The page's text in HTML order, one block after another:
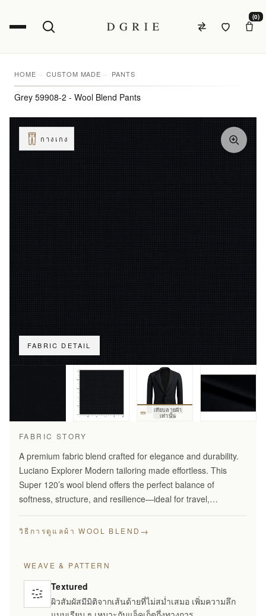
(0)
HOME CUSTOM MADE PANTS
Grey 59908-2 - Wool Blend Pants
FABRIC DETAIL
กางเกง
เทียบลายผ้า
เท่านั้น
FABRIC STORY
A premium fabric blend crafted for elegance and durability.
Luciano Explorer Modern tailoring made effortless. This
Super 120’s wool blend offers the perfect balance of
softness, structure, and resilience—ideal for travel,
วิธีการดูแลผ้า WOOL BLEND →
WEAVE & PATTERN
Textured
ผิวสัมผัสมีมิติจากเส้นด้ายที่ไม่สม่ำเสมอ เพิ่มความลึก